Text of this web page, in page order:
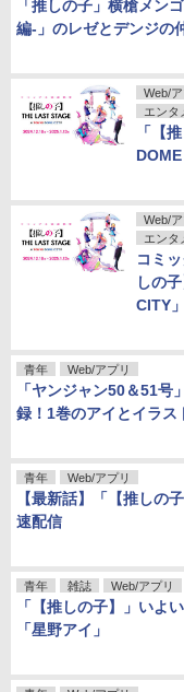
「推しの子」横槍メン
編-」のレゼとデンジの
Web/ア
エンタ
「【
Web/ア
エンタ
コミ
しの
CITY
青年 Web/アプリ
「ヤンジャン50＆51号
録！1巻のアイとイラス
青年 Web/アプリ
【最新話】「【推しの
速配信
青年 雑誌 Web/アプリ
「【推しの子】」いよ
「星野アイ」